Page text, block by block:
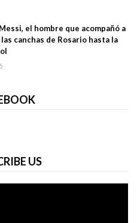
el hombre que acompañó a
canchas de Rosario hasta la
US